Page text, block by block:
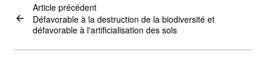
Article précédent
Défavorable à la destruction de la biodiversité et
défavorable à l'artificialisation des sols